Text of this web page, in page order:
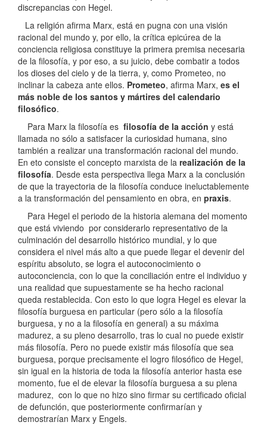
discrepancias con Hegel.
La religión afirma Marx, está en pugna con una visión
racional del mundo y, por ello, la crítica epicúrea de la
conciencia religiosa constituye la primera premisa necesaria
de la filosofía, y por eso, a su juicio, debe combatir a todos
los dioses del cielo y de la tierra, y, como Prometeo, no
inclinar la cabeza ante ellos. Prometeo, afirma Marx, es el
más noble de los santos y mártires del calendario
filosófico.
Para Marx la filosofía es filosofía de la acción y está
llamada no sólo a satisfacer la curiosidad humana, sino
también a realizar una transformación racional del mundo.
En eto consiste el concepto marxista de la realización de la
filosofía. Desde esta perspectiva llega Marx a la conclusión
de que la trayectoria de la filosofía conduce ineluctablemente
a la transformación del pensamiento en obra, en praxis.
Para Hegel el periodo de la historia alemana del momento
que está viviendo por considerarlo representativo de la
culminación del desarrollo histórico mundial, y lo que
considera el nivel más alto a que puede llegar el devenir del
espíritu absoluto, se logra el autoconocimiento o
autoconciencia, con lo que la conciliación entre el individuo y
una realidad que supuestamente se ha hecho racional
queda restablecida. Con esto lo que logra Hegel es elevar la
filosofía burguesa en particular (pero sólo a la filosofía
burguesa, y no a la filosofía en general) a su máxima
madurez, a su pleno desarrollo, tras lo cual no puede existir
más filosofía. Pero no puede existir más filosofía que sea
burguesa, porque precisamente el logro filosófico de Hegel,
sin igual en la historia de toda la filosofía anterior hasta ese
momento, fue el de elevar la filosofía burguesa a su plena
madurez, con lo que no hizo sino firmar su certificado oficial
de defunción, que posteriormente confirmarían y
demostrarían Marx y Engels.